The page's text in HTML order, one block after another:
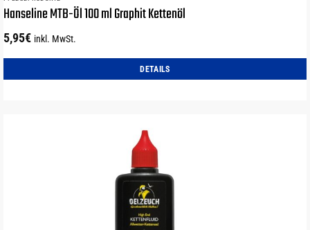
Hanseline MTB-Öl 100 ml Graphit Kettenöl
5,95€ inkl. MwSt.
DETAILS